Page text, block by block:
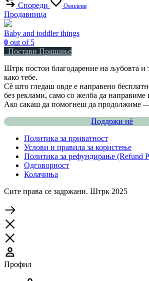
Спореди Омилени
Продавница
Baby and toddler things
0 out of 5
Постави Прашање
Штрк постои благодарение на љубовта и
како тебе.
Сè што гледаш овде е направено
без реклами, само со желба да направиме
Ако сакаш да помогнеш да продолжиме
Поддржи нѐ
Политика за приватност
Услови и правила за користење
Политика за рефундирање (Refund
Одговорност
Колачиња
Сите права се задржани. Штрк 2025
Профил